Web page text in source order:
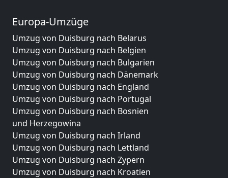
Europa-Umzüge
Umzug von Duisburg nach Belarus
Umzug von Duisburg nach Belgien
Umzug von Duisburg nach Bulgarien
Umzug von Duisburg nach Dänemark
Umzug von Duisburg nach England
Umzug von Duisburg nach Portugal
Umzug von Duisburg nach Bosnien
und Herzegowina
Umzug von Duisburg nach Irland
Umzug von Duisburg nach Lettland
Umzug von Duisburg nach Zypern
Umzug von Duisburg nach Kroatien